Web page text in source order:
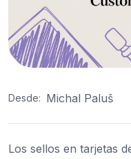
Desde: Michal Paluš
Los sellos en tarjetas